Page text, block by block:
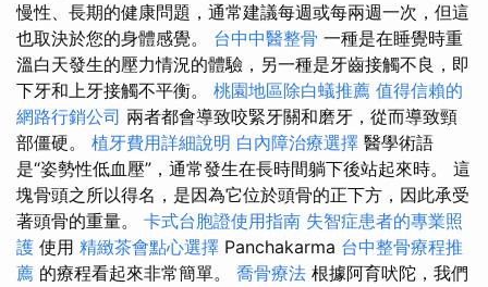
慢性、長期的健康問題，通常建議每週或每兩週一次，但這
也取決於您的身體感覺。 台中中醫整骨 一種是在睡覺時重
溫白天發生的壓力情況的體驗，另一種是牙齒接觸不良，即
下牙和上牙接觸不平衡。 桃園地區除白蟻推薦 值得信賴的
網路行銷公司 兩者都會導致咬緊牙關和磨牙，從而導致頸
部僵硬。 植牙費用詳細說明 白內障治療選擇 醫學術語
是“姿勢性低血壓”，通常發生在長時間躺下後站起來時。 這
塊骨頭之所以得名，是因為它位於頭骨的正下方，因此承受
著頭骨的重量。 卡式台胞證使用指南 失智症患者的專業照
護 使用 精緻茶會點心選擇 Panchakarma 台中整骨療程推
薦 的療程看起來非常簡單。 喬骨療法 根據阿育吠陀，我們